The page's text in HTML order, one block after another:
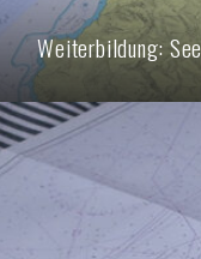
Weiterbildung: